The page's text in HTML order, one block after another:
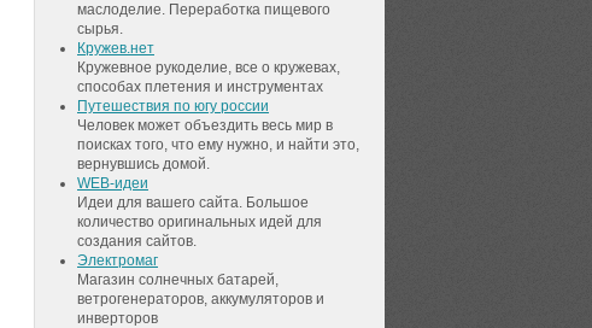
маслоделие. Переработка пищевого
сырья.
Кружев.нет
Кружевное рукоделие, все о кружевах,
способах плетения и инструментах
Путешествия по югу россии
Человек может объездить весь мир в
поисках того, что ему нужно, и найти это,
вернувшись домой.
WEB-идеи
Идеи для вашего сайта. Большое
количество оригинальных идей для
создания сайтов.
Электромаг
Магазин солнечных батарей,
ветрогенераторов, аккумуляторов и
инверторов